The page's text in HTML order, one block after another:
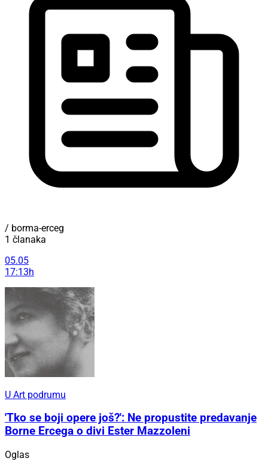
/ borma-erceg
1 članaka
05.05
17:13h
U Art podrumu
'Tko se boji opere još?': Ne propustite predavanje
Borne Ercega o divi Ester Mazzoleni
Oglas